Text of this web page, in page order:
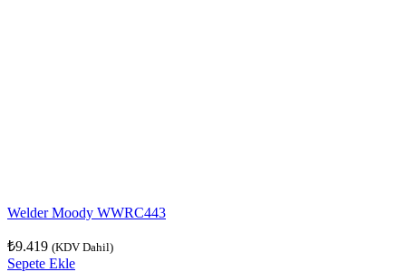
Welder Moody WWRC443
₺9.419 (KDV Dahil)
Sepete Ekle